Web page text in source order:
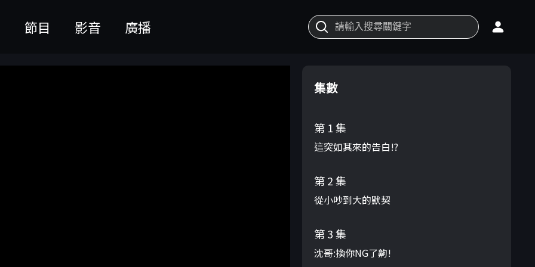
節目 影音 廣播
集數
第 1 集
這突如其來的告白!?
第 2 集
從小吵到大的默契
第 3 集
沈哥:換你NG了齁!